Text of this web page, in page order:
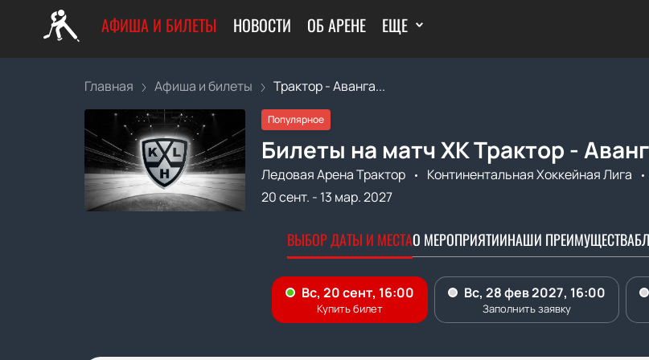
АФИША И БИЛЕТЫ НОВОСТИ ОБ АРЕНЕ ЕЩЕ
Главная Афиша и билеты Трактор - Аванга...
Популярное
Билеты на матч ХК Трактор -
Ледовая Арена Трактор Континентальная Хоккейная Лига
20 сент. - 13 мар. 2027
ВЫБОР ДАТЫ И МЕСТАО МЕРОПРИЯТИИНАШИ ПРЕИМУЩЕСТВА